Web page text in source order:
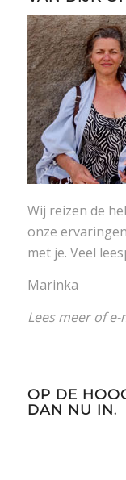
Wij reizen de
onze
met je. Veel
Marinka
Lees meerofe-
OP DE
DAN NU IN.